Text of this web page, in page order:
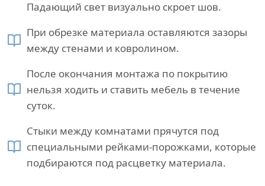
Падающий свет визуально скроет шов.
При обрезке материала оставляются зазоры
между стенами и ковролином.
После окончания монтажа по покрытию
нельзя ходить и ставить мебель в течение
суток.
Стыки между комнатами прячутся под
специальными рейками-порожками, которые
подбираются под расцветку материала.